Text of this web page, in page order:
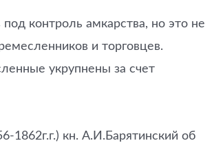
контроль амкарства, но это не
и торговцев.
укрупнены за счет
1862г.г.) кн. А.И.Барятинский об